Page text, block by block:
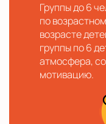
Группы до 6
по
возрасте
группы по 6
атмосфера,
мотивацию.